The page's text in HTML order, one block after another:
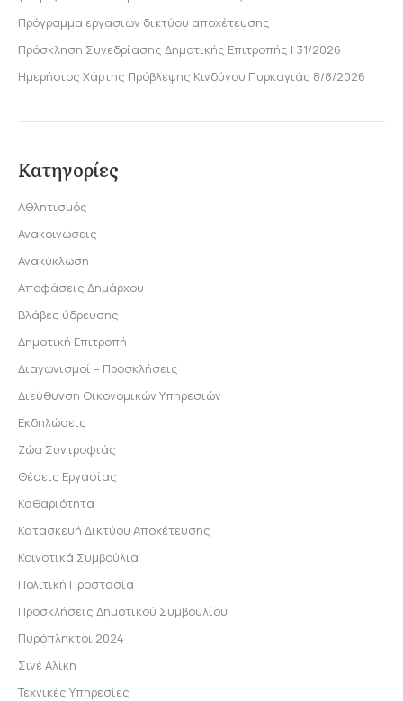
Πρόγραμμα εργασιών δικτύου αποχέτευσης
Πρόσκληση Συνεδρίασης Δημοτικής Επιτροπής | 31/2026
Ημερήσιος Χάρτης Πρόβλεψης Κινδύνου Πυρκαγιάς 8/8/2026
Κατηγορίες
Αθλητισμός
Ανακοινώσεις
Ανακύκλωση
Αποφάσεις Δημάρχου
Βλάβες ύδρευσης
Δημοτική Επιτροπή
Διαγωνισμοί – Προσκλήσεις
Διεύθυνση Οικονομικών Υπηρεσιών
Εκδηλώσεις
Ζώα Συντροφιάς
Θέσεις Εργασίας
Καθαριότητα
Κατασκευή Δικτύου Αποχέτευσης
Κοινοτικά Συμβούλια
Πολιτική Προστασία
Προσκλήσεις Δημοτικού Συμβουλίου
Πυρόπληκτοι 2024
Σινέ Αλίκη
Τεχνικές Υπηρεσίες